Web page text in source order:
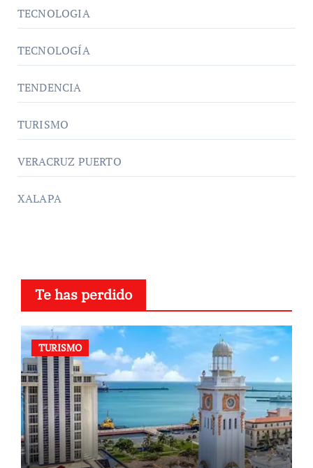
TECNOLOGIA
TECNOLOGÍA
TENDENCIA
TURISMO
VERACRUZ PUERTO
XALAPA
Te has perdido
TURISMO